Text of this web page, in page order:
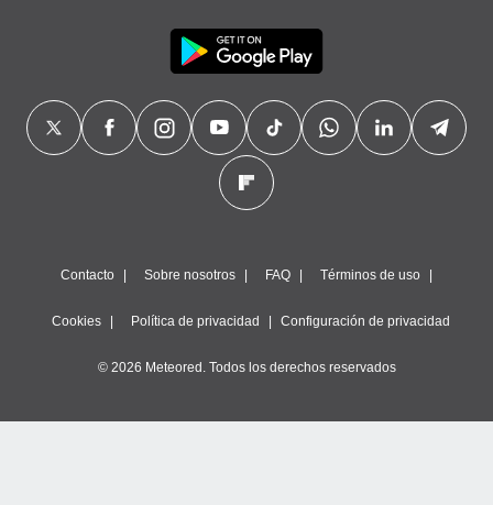
Contacto Sobre nosotros FAQ Términos de uso
Cookies Política de privacidad Configuración de privacidad
© 2026 Meteored. Todos los derechos reservados